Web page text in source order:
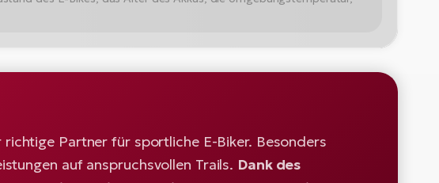
Partner für sportliche E-Biker. Besonders
auf anspruchsvollen Trails. Dank des